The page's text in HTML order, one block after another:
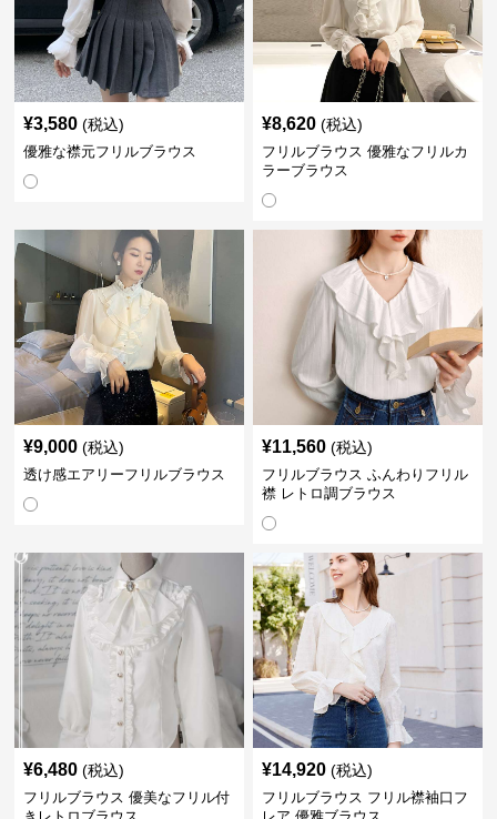
¥3,580 (税込)
優雅な襟元フリルブラウス
¥8,620 (税込)
フリルブラウス 優雅なフリルカ
ラーブラウス
¥9,000 (税込)
透け感エアリーフリルブラウス
¥11,560 (税込)
フリルブラウス ふんわりフリル
襟 レトロ調ブラウス
¥6,480 (税込)
フリルブラウス 優美なフリル付
¥14,920 (税込)
フリルブラウス フリル襟袖口フ